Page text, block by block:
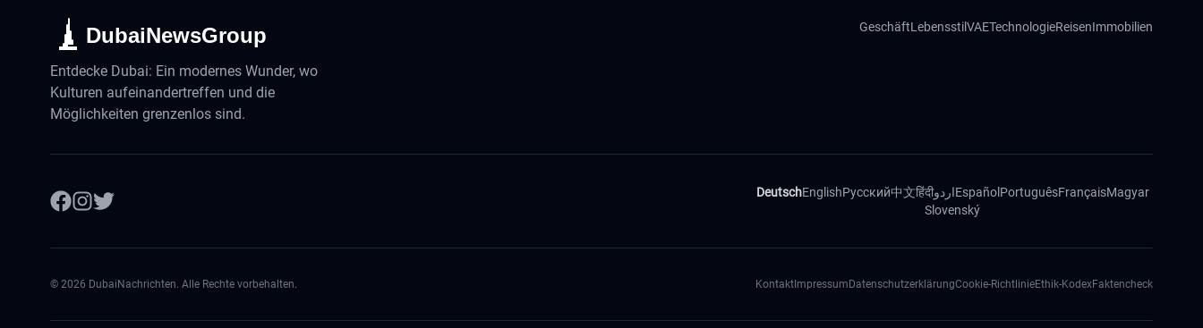
DubaiNewsGroup
Entdecke Dubai: Ein modernes Wunder, wo
Kulturen aufeinandertreffen und die
Möglichkeiten grenzenlos sind.
GeschäftLebensstilVAETechnologieReisenImmobilien
DeutschEnglishРусский中文हिंदीاردوEspañol PortuguêsFrançaisMagyar
Slovenský
© 2026 DubaiNachrichten. Alle Rechte vorbehalten. Kontakt Impressum DatenschutzerklärungCookie-RichtlinieEthik-KodexFaktencheck